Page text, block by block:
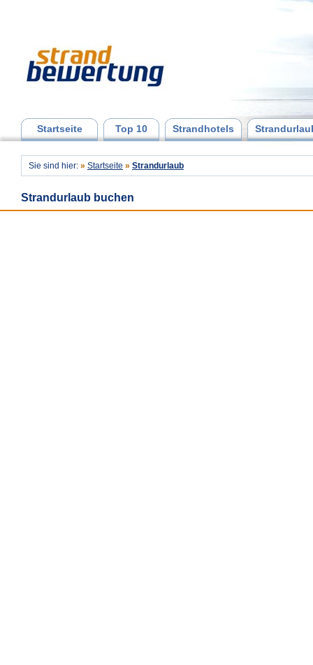
Startseite Top 10 Strandhotels
Sie sind hier: » Startseite » Strandurlaub
Strandurlaub buchen